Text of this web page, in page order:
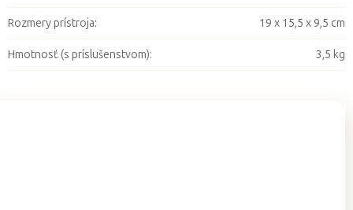
Rozmery prístroja: 19 x 15,5 x 9,5 cm
Hmotnosť (s príslušenstvom): 3,5 kg